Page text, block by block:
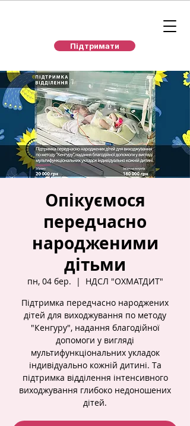
Підтримати
Опікуємося
передчасно
народженими
дітьми
пн, 04 бер.
  |
НДСЛ "ОХМАТДИТ"
Підтримка передчасно народжених
дітей для виходжування по методу
"Кенгуру", надання благодійної
допомоги у вигляді
мультифункціональних укладок
індивідуально кожній дитині. Та
підтримка відділення інтенсивного
виходжування глибоко недоношених
дітей.